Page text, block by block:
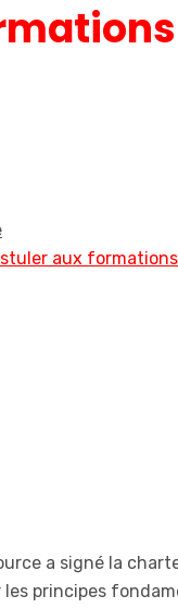
aux formations
a signé la
les principes